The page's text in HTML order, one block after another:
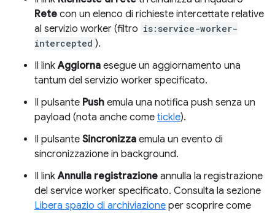
Rete con un elenco di richieste intercettate relative
al servizio worker (filtro is:service-worker-
intercepted ).
Il linkAggiorna esegue un aggiornamento una
tantum del servizio worker specificato.
Il pulsante Push emula una notifica push senza un
payload (nota anche come tickle).
Il pulsante Sincronizza emula un evento di
sincronizzazione in background.
Il linkAnnulla registrazione annulla la registrazione
del service worker specificato. Consulta la sezione
Libera spazio di archiviazione per scoprire come